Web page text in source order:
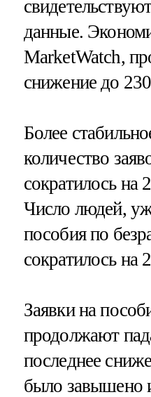
данные.
MarketWatch,
снижение до
Более
количество
сократилось на
Число людей,
пособия по
сократилось на
Заявки на
продолжают
последнее
было завышено